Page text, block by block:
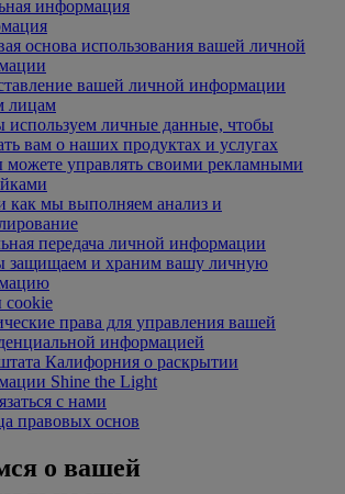
информация
основа использования вашей личной
вашей личной информации
лицам
используем личные данные, чтобы
вам о наших продуктах и услугах
можете управлять своими рекламными
как мы выполняем анализ и
передача личной информации
защищаем и храним вашу личную
права для управления вашей
информацией
Калифорния о раскрытии
Shine the Light
с нами
правовых основ
о вашей